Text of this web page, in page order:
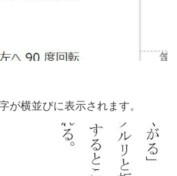
が横並びに表示されます。